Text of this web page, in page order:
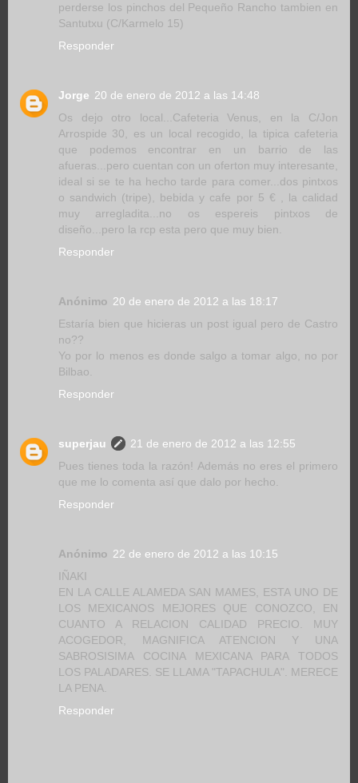
perderse los pinchos del Pequeño Rancho tambien en
Santutxu (C/Karmelo 15)
Responder
Jorge 20 de enero de 2012 a las 14:48
Os dejo otro local...Cafeteria Venus, en la C/Jon
Arrospide 30, es un local recogido, la tipica cafeteria
que podemos encontrar en un barrio de las
afueras...pero cuentan con un oferton muy interesante,
ideal si se te ha hecho tarde para comer...dos pintxos
o sandwich (tripe), bebida y cafe por 5 € , la calidad
muy arregladita...no os espereis pintxos de
diseño...pero la rcp esta pero que muy bien.
Responder
Anónimo 20 de enero de 2012 a las 18:17
Estaría bien que hicieras un post igual pero de Castro
no??
Yo por lo menos es donde salgo a tomar algo, no por
Bilbao.
Responder
superjau
21 de enero de 2012 a las 12:55
Pues tienes toda la razón! Además no eres el primero
que me lo comenta así que dalo por hecho.
Responder
Anónimo 22 de enero de 2012 a las 10:15
IÑAKI
EN LA CALLE ALAMEDA SAN MAMES, ESTA UNO DE
LOS MEXICANOS MEJORES QUE CONOZCO, EN
CUANTO A RELACION CALIDAD PRECIO. MUY
ACOGEDOR, MAGNIFICA ATENCION Y UNA
SABROSISIMA COCINA MEXICANA PARA TODOS
LOS PALADARES. SE LLAMA "TAPACHULA". MERECE
LA PENA.
Responder